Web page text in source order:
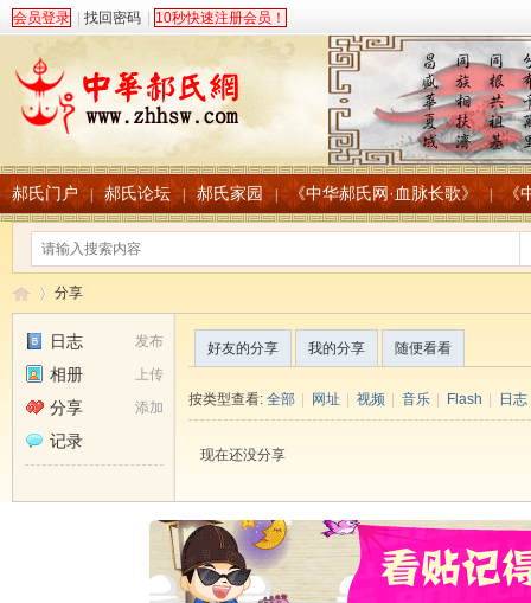
会员登录 找回密码 10秒快速注册会员！
郝氏门户 | 郝氏论坛 | 郝氏家园 | 《中华郝氏网·血脉长歌》 《
分享
发布
日志
上传
相册
添加
分享
记录
好友的分享 我的分享 随便看看
按类型查看: 全部 网址 视频 音乐 Flash 日志
现在还没分享